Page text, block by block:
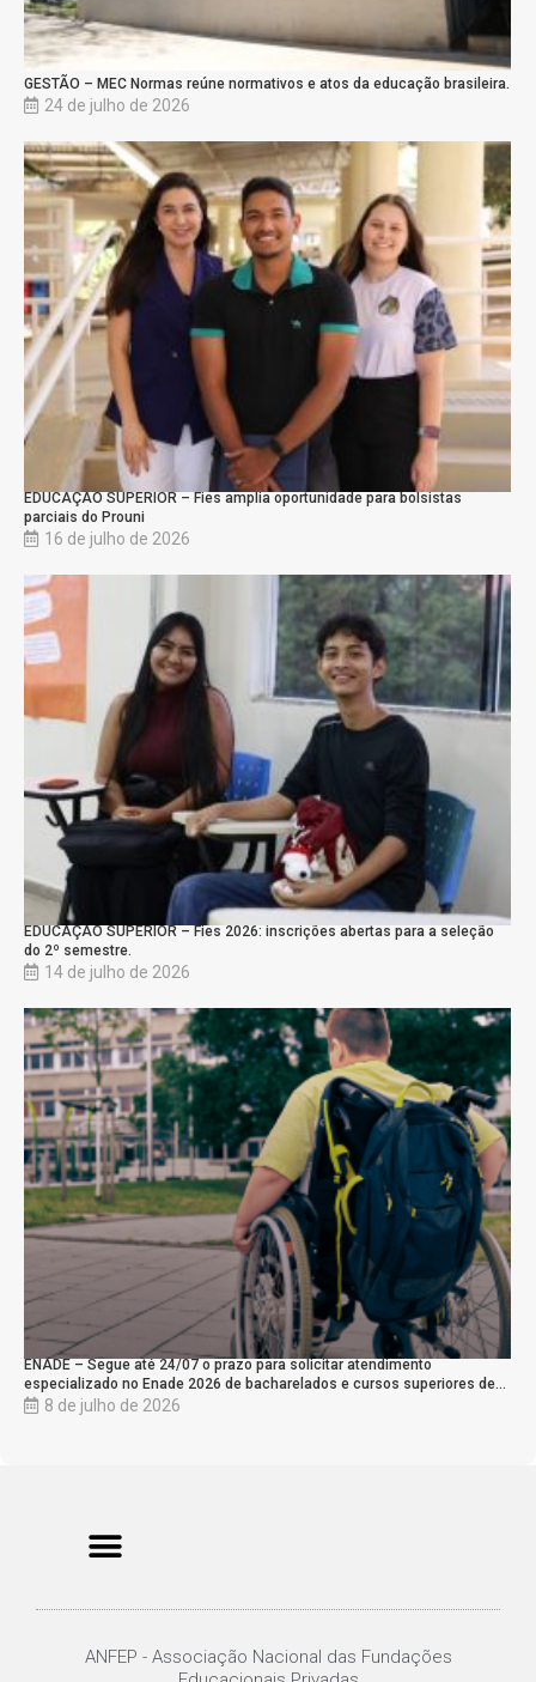
GESTÃO – MEC Normas reúne normativos e atos da educação brasileira.
24 de julho de 2026
EDUCAÇÃO SUPERIOR – Fies amplia oportunidade para bolsistas
parciais do Prouni
16 de julho de 2026
EDUCAÇÃO SUPERIOR – Fies 2026: inscrições abertas para a seleção
do 2º semestre.
14 de julho de 2026
ENADE – Segue até 24/07 o prazo para solicitar atendimento
especializado no Enade 2026 de bacharelados e cursos superiores de…
8 de julho de 2026
ANFEP - Associação Nacional das Fundações